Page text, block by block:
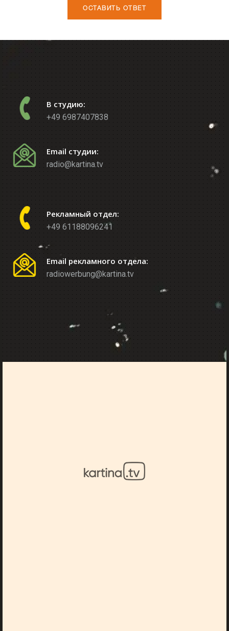
В студию:
+49 6987407838
Email студии:
radio@kartina.tv
Рекламный отдел:
+49 61188096241
Email рекламного отдела:
radiowerbung@kartina.tv